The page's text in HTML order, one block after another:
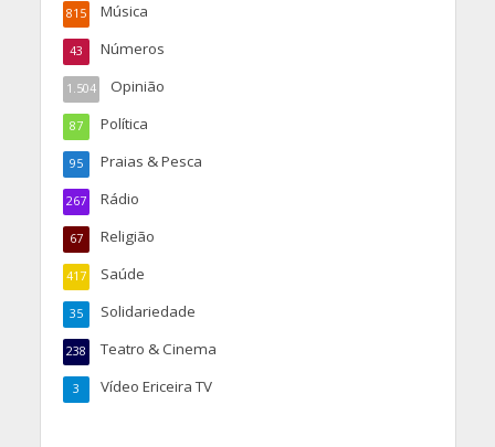
Música
815
Números
43
Opinião
1.504
Política
87
Praias & Pesca
95
Rádio
267
Religião
67
Saúde
417
Solidariedade
35
Teatro & Cinema
238
Vídeo Ericeira TV
3